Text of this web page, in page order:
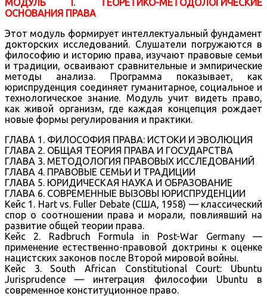
МОДУЛЬ I. ТЕОРЕТИКО-МЕТОДОЛОГИЧЕСКИЕ
ОСНОВАНИЯ ПРАВА
Этот модуль формирует интеллектуальный фундамент
докторских исследований. Слушатели погружаются в
философию и историю права, изучают правовые семьи
и традиции, осваивают сравнительные и эмпирические
методы анализа. Программа показывает, как
юриспруденция соединяет гуманитарное, социальное и
технологическое знание. Модуль учит видеть право,
как живой организм, где каждая концепция рождает
новые формы регулирования и практики.
ГЛАВА 1. ФИЛОСОФИЯ ПРАВА: ИСТОКИ И ЭВОЛЮЦИЯ
ГЛАВА 2. ОБЩАЯ ТЕОРИЯ ПРАВА И ГОСУДАРСТВА
ГЛАВА 3. МЕТОДОЛОГИЯ ПРАВОВЫХ ИССЛЕДОВАНИЙ
ГЛАВА 4. ПРАВОВЫЕ СЕМЬИ И ТРАДИЦИИ
ГЛАВА 5. ЮРИДИЧЕСКАЯ НАУКА И ОБРАЗОВАНИЕ
ГЛАВА 6. СОВРЕМЕННЫЕ ВЫЗОВЫ ЮРИСПРУДЕНЦИИ
Кейс 1. Hart vs. Fuller Debate (США, 1958) — классический
спор о соотношении права и морали, повлиявший на
развитие общей теории права.
Кейс 2. Radbruch Formula in Post-War Germany —
применение естественно-правовой доктрины к оценке
нацистских законов после Второй мировой войны.
Кейс 3. South African Constitutional Court: Ubuntu
Jurisprudence — интеграция философии Ubuntu в
современное конституционное право.